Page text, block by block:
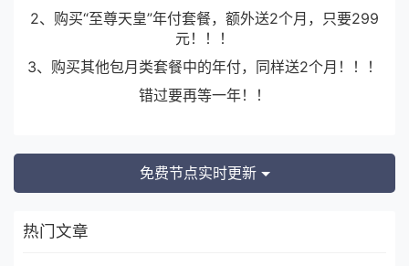
2、购买“至尊天皇”年付套餐，额外送2个月，只要299
元！！！
3、购买其他包月类套餐中的年付，同样送2个月！！！
错过要再等一年！！
免费节点实时更新
热门文章